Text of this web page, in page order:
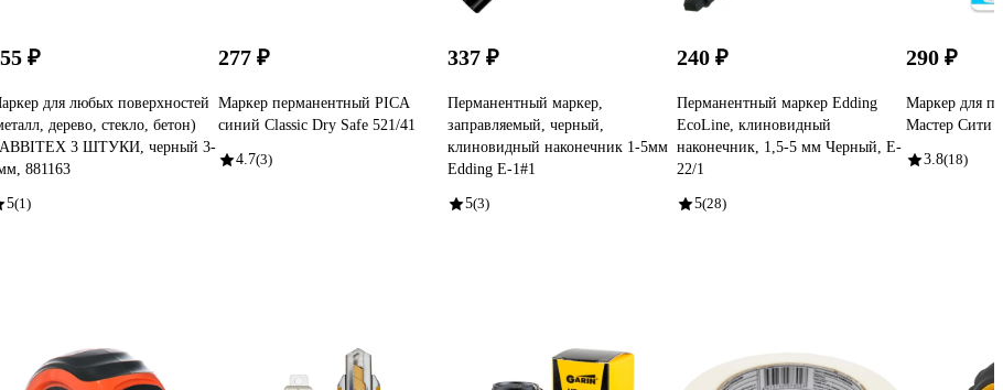
₽
для любых поверхностей
дерево, стекло, бетон)
3 ШТУКИ, черный 3-
881163
5(1)
277 ₽
Маркер перманентный PICA
синий Classic Dry Safe 521/41
4.7(3)
337 ₽
Перманентный маркер,
заправляемый, черный,
клиновидный наконечник 1-5мм
Edding E-1#1
5(3)
240 ₽
Перманентный маркер Edding
EcoLine, клиновидный
наконечник, 1,5-5 мм Черный, E-
22/1
5(28)
290 ₽
Маркер для
Мастер Сити
3.8(18)